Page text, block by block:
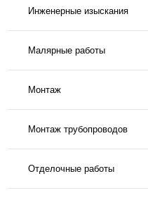
Инженерные изыскания
Малярные работы
Монтаж
Монтаж трубопроводов
Отделочные работы